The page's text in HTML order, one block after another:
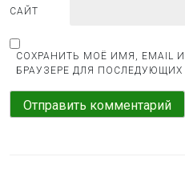
САЙТ
СОХРАНИТЬ МОЁ ИМЯ, EMAIL
БРАУЗЕРЕ ДЛЯ